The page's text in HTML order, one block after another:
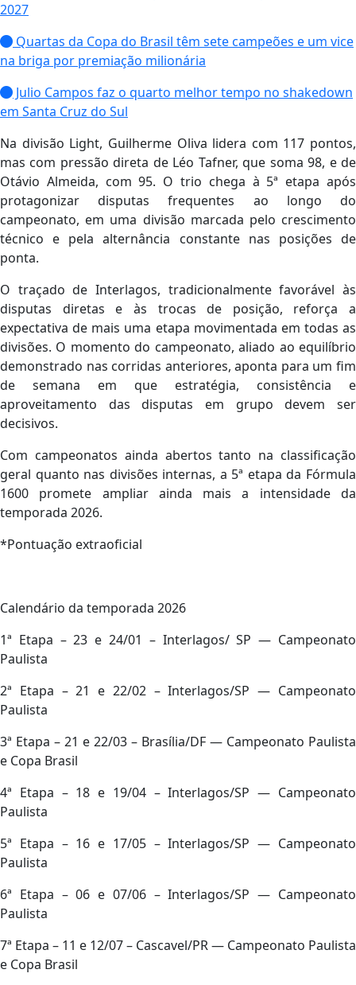
2027
Quartas da Copa do Brasil têm sete campeões e um vice
na briga por premiação milionária
Julio Campos faz o quarto melhor tempo no shakedown
em Santa Cruz do Sul
Na divisão Light, Guilherme Oliva lidera com 117 pontos,
mas com pressão direta de Léo Tafner, que soma 98, e de
Otávio Almeida, com 95. O trio chega à 5ª etapa após
protagonizar disputas frequentes ao longo do
campeonato, em uma divisão marcada pelo crescimento
técnico e pela alternância constante nas posições de
ponta.
O traçado de Interlagos, tradicionalmente favorável às
disputas diretas e às trocas de posição, reforça a
expectativa de mais uma etapa movimentada em todas as
divisões. O momento do campeonato, aliado ao equilíbrio
demonstrado nas corridas anteriores, aponta para um fim
de semana em que estratégia, consistência e
aproveitamento das disputas em grupo devem ser
decisivos.
Com campeonatos ainda abertos tanto na classificação
geral quanto nas divisões internas, a 5ª etapa da Fórmula
1600 promete ampliar ainda mais a intensidade da
temporada 2026.
*Pontuação extraoficial
Calendário da temporada 2026
1ª Etapa – 23 e 24/01 – Interlagos/ SP — Campeonato
Paulista
2ª Etapa – 21 e 22/02 – Interlagos/SP — Campeonato
Paulista
3ª Etapa – 21 e 22/03 – Brasília/DF — Campeonato Paulista
e Copa Brasil
4ª Etapa – 18 e 19/04 – Interlagos/SP — Campeonato
Paulista
5ª Etapa – 16 e 17/05 – Interlagos/SP — Campeonato
Paulista
6ª Etapa – 06 e 07/06 – Interlagos/SP — Campeonato
Paulista
7ª Etapa – 11 e 12/07 – Cascavel/PR — Campeonato Paulista
e Copa Brasil